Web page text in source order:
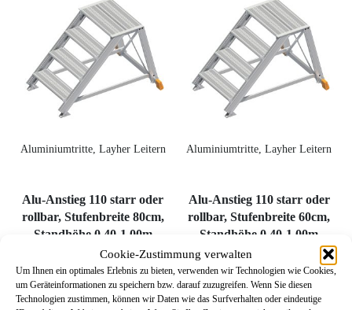
Cookie-Zustimmung verwalten
Um Ihnen ein optimales Erlebnis zu bieten, verwenden wir Technologien wie Cookies,
um Geräteinformationen zu speichern bzw. darauf zuzugreifen. Wenn Sie diesen
Technologien zustimmen, können wir Daten wie das Surfverhalten oder eindeutige
Aluminiumtritte, Layher Leitern
Alu-Anstieg 110 starr oder
rollbar, Stufenbreite 80cm,
Standhöhe 0,40-1,00m
982,82 € 1.449,30
Aluminiumtritte, Layher Leitern
Alu-Anstieg 110 starr oder
rollbar, Stufenbreite 60cm,
Standhöhe 0,40-1,00m
939,47 – 1.351,00